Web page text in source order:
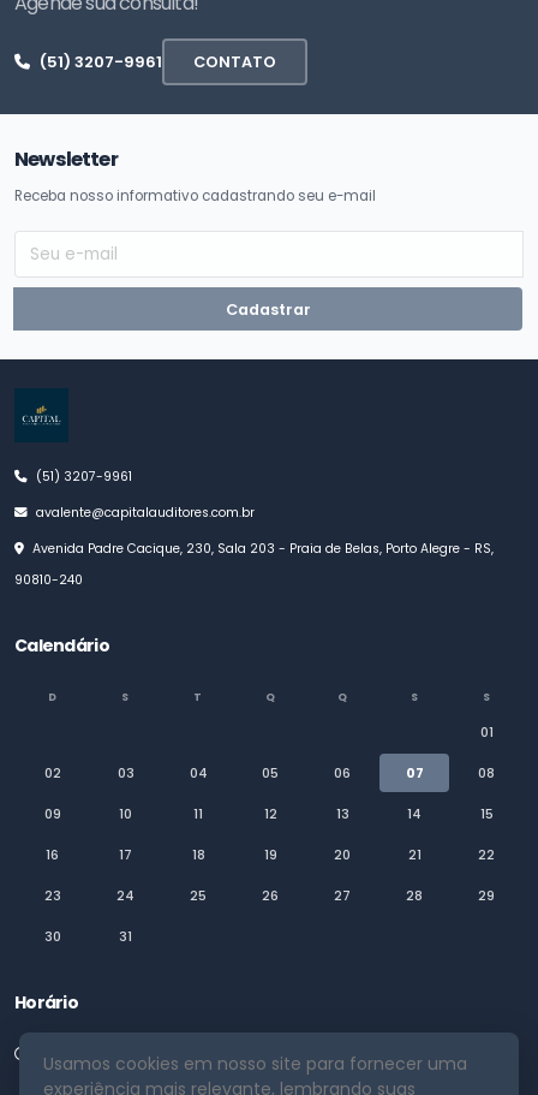
(51) 3207-9961 CONTATO
Newsletter
Receba nosso informativo cadastrando seu e-mail
Cadastrar
(51) 3207-9961
avalente@capitalauditores.com.br
Avenida Padre Cacique, 230, Sala 203 - Praia de Belas, Porto Alegre - RS,
90810-240
Calendário
D S T Q Q S S
01
02 03 04 05 06 07 08
09 10 11 12 13 14 15
16 17 18 19 20 21 22
23 24 25 26 27 28 29
30 31
Horário
Segunda a Sexta 08:00 as 18:00
Usamos cookies em nosso site para fornecer uma
experiência mais relevante, lembrando suas